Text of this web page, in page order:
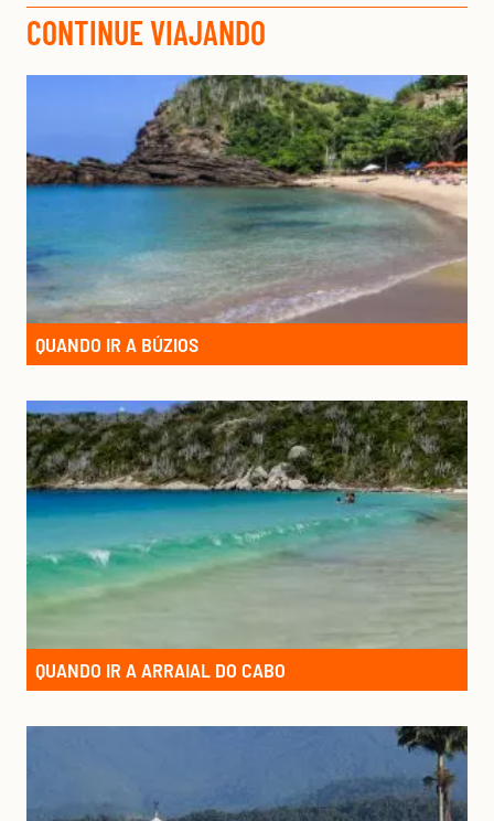
CONTINUE VIAJANDO
QUANDO IR A BÚZIOS
QUANDO IR A ARRAIAL DO CABO